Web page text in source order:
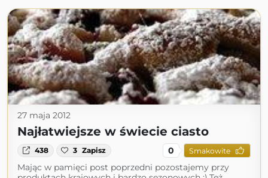
27 maja 2012
Najłatwiejsze w świecie ciasto
438 3 Zapisz 0 Smakowite
Mając w pamięci post poprzedni pozostajemy przy